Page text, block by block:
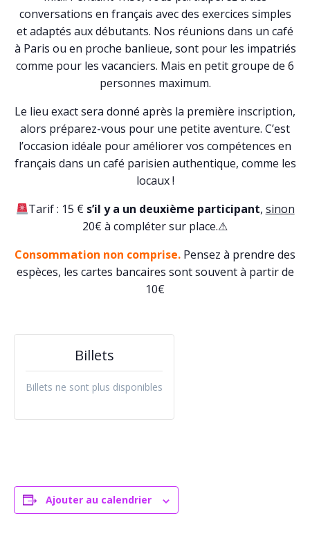
conversations en français avec des exercices simples
et adaptés aux débutants. Nos réunions dans un café
à Paris ou en proche banlieue, sont pour les impatriés
comme pour les vacanciers. Mais en petit groupe de 6
personnes maximum.
Le lieu exact sera donné après la première inscription,
alors préparez-vous pour une petite aventure. C’est
l’occasion idéale pour améliorer vos compétences en
français dans un café parisien authentique, comme les
locaux !
Tarif : 15 € s’il y a un deuxième participant, sinon
20€ à compléter sur place.⚠
Consommation non comprise. Pensez à prendre des
espèces, les cartes bancaires sont souvent à partir de
10€
Billets
Billets ne sont plus disponibles
Ajouter au calendrier